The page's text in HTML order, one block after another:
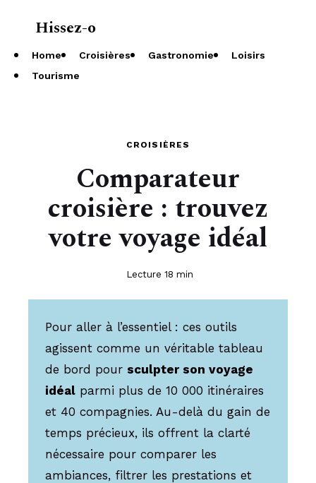
Hissez-o
Home Croisières Gastronomie
Loisirs
Tourisme
CROISIÈRES
Comparateur
croisière : trouvez
votre voyage idéal
Lecture 18 min
Pour aller à l’essentiel : ces outils
agissent comme un véritable tableau
de bord pour sculpter son voyage
idéal parmi plus de 10 000 itinéraires
et 40 compagnies. Au-delà du gain de
temps précieux, ils offrent la clarté
nécessaire pour comparer les
ambiances, filtrer les prestations et